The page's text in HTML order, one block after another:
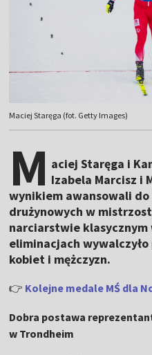
Maciej Staręga (fot. Getty Images)
M aciej Staręga i
Izabela Marcisz i
wynikiem awansowali
drużynowych w
narciarstwie klasycznym
eliminacjach
kobiet i mężczyzn.
👉 Kolejne medale MŚ dla
Dobra postawa
w Trondheim